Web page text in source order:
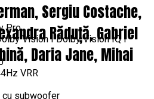
Pro
Vision I Dolby Vision IQ I
VRR
cu subwoofer
Sergiu Costache,
Răduță, Gabriel
Daria Jane, Mihai